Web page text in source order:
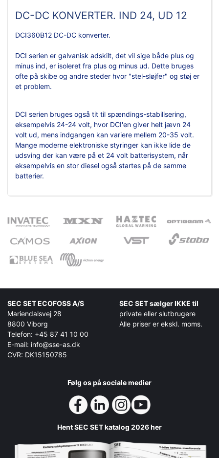
DC-DC KONVERTER. IND 24, UD 12
DCI360B12 DC-DC konverter.
DCI serien er galvanisk adskilt, det vil sige både plus og
minus ind, er isoleret fra plus og minus ud. Dette bruges
ofte på skibe og andre steder hvor "stel-sløjfer" og støj er
et problem.
DCI serien bruges også tit til spændings-stabilisering,
eksempelvis 24-24 volt, hvor DCI'en giver helt jævn 24
volt ud, mens indgangen kan variere mellem 20-35 volt.
Mange moderne elektroniske styringer kan ikke lide de
udsving der kan være på et 24 volt batterisystem, når
eksempelvis en stor diesel også startes på de samme
batterier.
SEC SET ECOFOSS A/S
Mariendalsvej 28
8800 Viborg
Telefon: +45 87 41 10 00
E-mail: info@sse-as.dk
CVR: DK15150785
SEC SET sælger IKKE til
private eller slutbrugere
Alle priser er ekskl. moms.
Følg os på sociale medier
Hent SEC SET katalog 2026 her